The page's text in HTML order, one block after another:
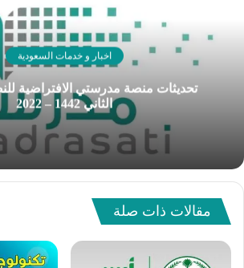
اخبار و خدمات السعودية
تحديثات منصة مدرستي الافتراضية
الثاني 1442 – 2022
مقالات ذات صلة